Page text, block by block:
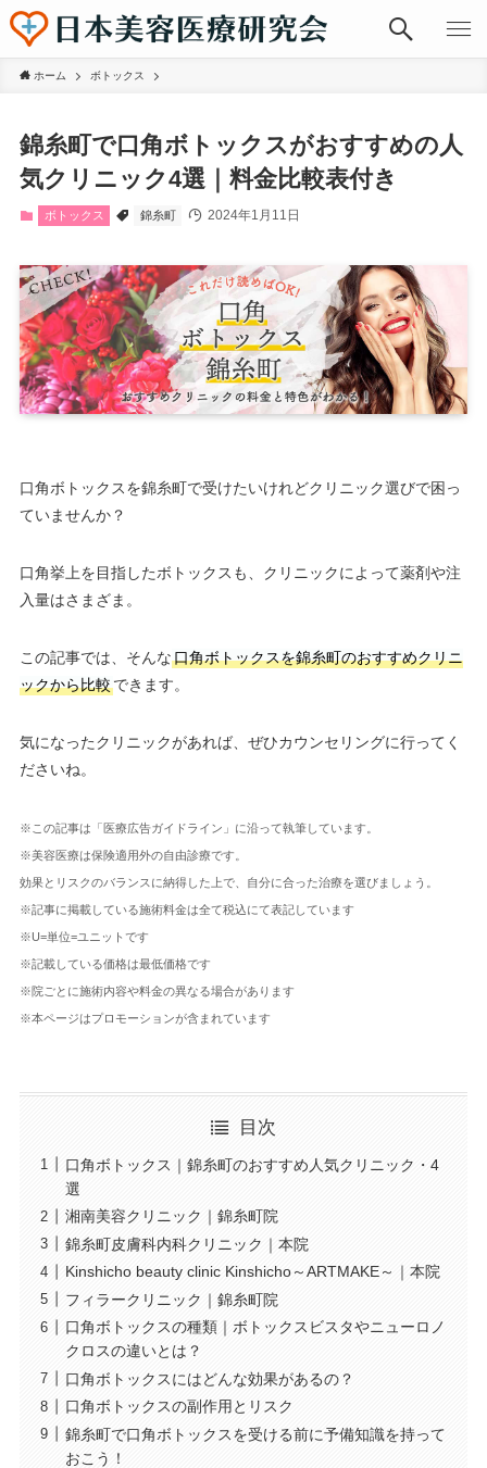
ホーム ボトックス
錦糸町で口角ボトックスがおすすめの人
気クリニック4選｜料金比較表付き
ボトックス 錦糸町 2024年1月11日
口角ボトックスを錦糸町で受けたいけれどクリニック選びで困っ
ていませんか？
口角挙上を目指したボトックスも、クリニックによって薬剤や注
入量はさまざま。
この記事では、そんな口角ボトックスを錦糸町のおすすめクリニ
ックから比較できます。
気になったクリニックがあれば、ぜひカウンセリングに行ってく
ださいね。
※この記事は「医療広告ガイドライン」に沿って執筆しています。
※美容医療は保険適用外の自由診療です。
効果とリスクのバランスに納得した上で、自分に合った治療を選びましょう。
※記事に掲載している施術料金は全て税込にて表記しています
※U=単位=ユニットです
※記載している価格は最低価格です
※院ごとに施術内容や料金の異なる場合があります
※本ページはプロモーションが含まれています
目次
口角ボトックス｜錦糸町のおすすめ人気クリニック・4
選
湘南美容クリニック｜錦糸町院
錦糸町皮膚科内科クリニック｜本院
Kinshicho beauty clinic Kinshicho～ARTMAKE～｜本院
フィラークリニック｜錦糸町院
口角ボトックスの種類｜ボトックスビスタやニューロノ
クロスの違いとは？
口角ボトックスにはどんな効果があるの？
口角ボトックスの副作用とリスク
錦糸町で口角ボトックスを受ける前に予備知識を持って
おこう！